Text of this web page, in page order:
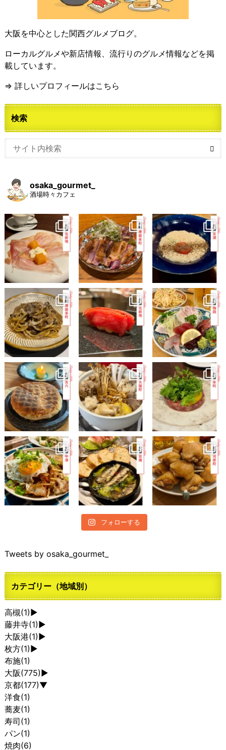
大阪を中心とした関西グルメブログ。
ローカルグルメや新店情報、流行りのグルメ情報などを掲
載しています。
⇒ 詳しいプロフィールはこちら
検索
osaka_gourmet_
酒場時々カフェ
フォローする
Tweets by osaka_gourmet_
カテゴリー（地域別）
高槻(1) ►
藤井寺(1) ►
大阪港(1) ►
枚方(1) ►
布施(1)
大阪(775) ►
京都(177)▼
洋食(1)
蕎麦(1)
寿司(1)
パン(1)
焼肉(6)